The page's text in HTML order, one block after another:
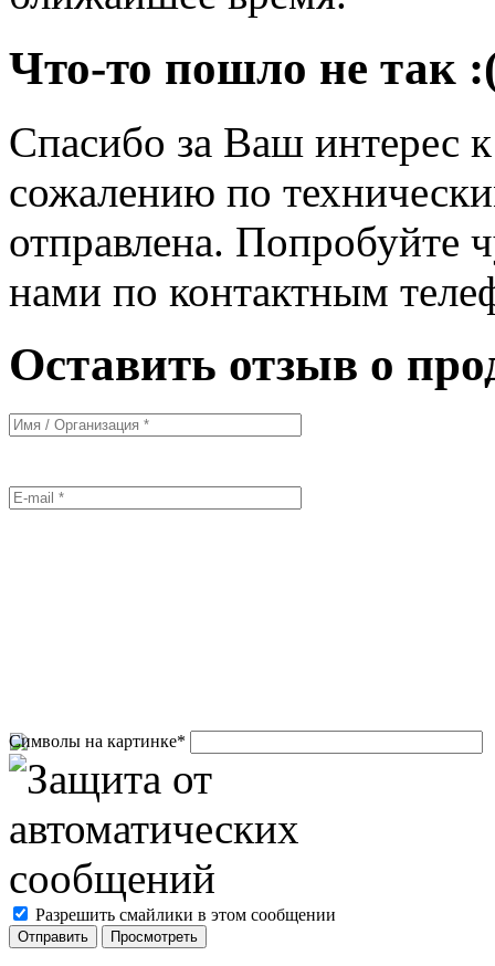
Что-то пошло не так
Спасибо за Ваш интерес
сожалению по
отправлена. Попробуйте
нами по контактным
Оставить отзыв о
Символы на картинке*
Разрешить смайлики в этом сообщении